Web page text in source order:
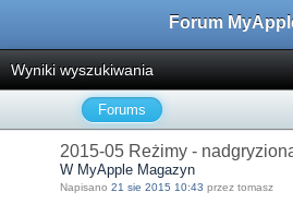
Forum
Wyniki wyszukiwania
Forums
2015-05 Reżimy -
W MyApple Magazyn
Napisano 21 sie 2015 10:43 przez tomasz